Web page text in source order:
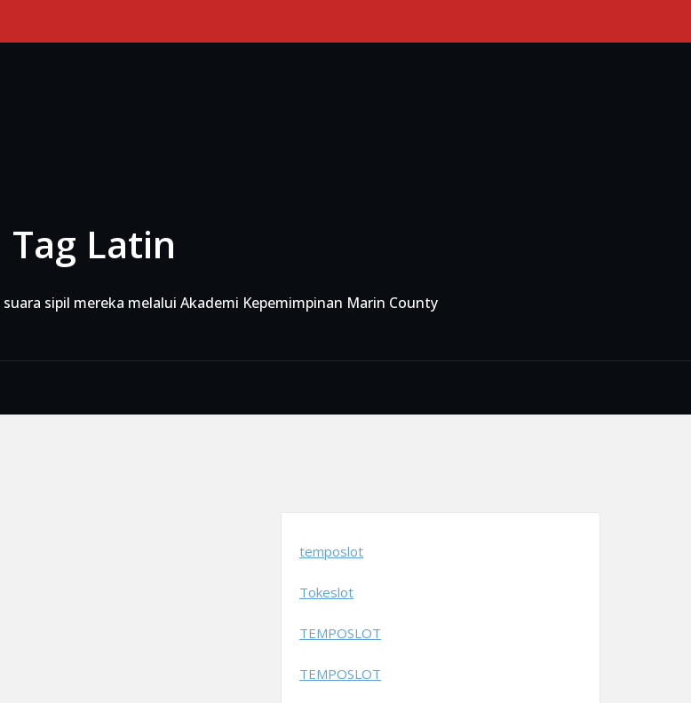
Tag Latin
sipil mereka melalui Akademi Kepemimpinan Marin County
temposlot
Tokeslot
TEMPOSLOT
TEMPOSLOT